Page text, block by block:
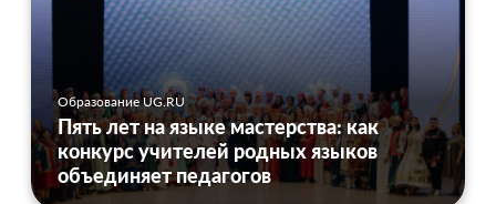
Образование UG.RU
Пять лет на языке мастерства: как
конкурс учителей родных языков
объединяет педагогов